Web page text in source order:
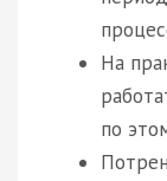
На
по